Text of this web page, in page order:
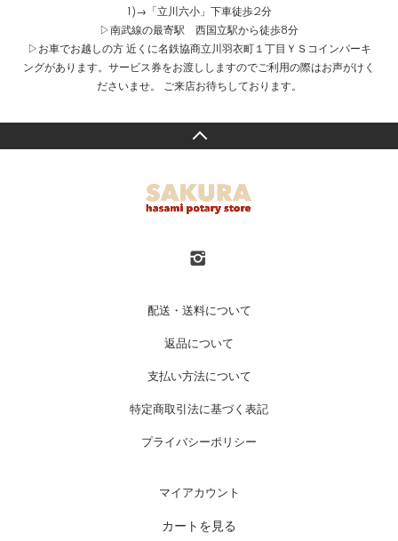
1)→「立川六小」下車徒歩2分
▷南武線の最寄駅 西国立駅から徒歩8分
▷お車でお越しの方 近くに名鉄協商立川羽衣町１丁目ＹＳコインパーキ
ングがあります。サービス券をお渡ししますのでご利用の際はお声がけく
ださいませ。 ご来店お待ちしております。
配送・送料について
返品について
支払い方法について
特定商取引法に基づく表記
プライバシーポリシー
マイアカウント
カートを見る